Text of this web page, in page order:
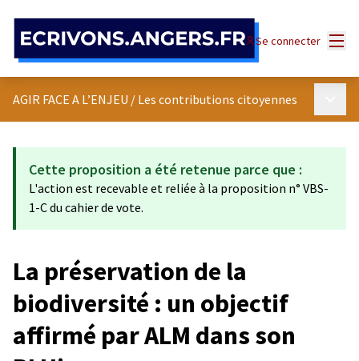
Se connecter
AGIR FACE A L’ENJEU / Les contributions citoyennes
Cette proposition a été retenue parce que :
L'action est recevable et reliée à la proposition n° VBS-
1-C du cahier de vote.
La préservation de la
biodiversité : un objectif
affirmé par ALM dans son